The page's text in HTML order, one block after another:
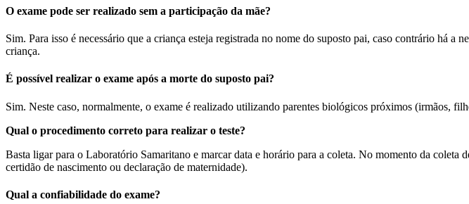
O exame pode ser realizado sem a participação da mãe?
Sim. Para isso é necessário que a criança esteja registrada no nome do suposto pai, caso contrário há a
criança.
É possível realizar o exame após a morte do suposto pai?
Sim. Neste caso, normalmente, o exame é realizado utilizando parentes biológicos próximos (irmãos,
Qual o procedimento correto para realizar o teste?
Basta ligar para o Laboratório Samaritano e marcar data e horário para a coleta. No momento da
certidão de nascimento ou declaração de maternidade).
Qual a confiabilidade do exame?